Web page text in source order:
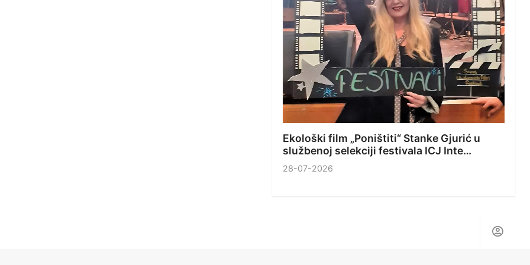
Ekološki film „Poništiti“ Stanke Gjurić u
službenoj selekciji festivala ICJ Inte…
28-07-2026